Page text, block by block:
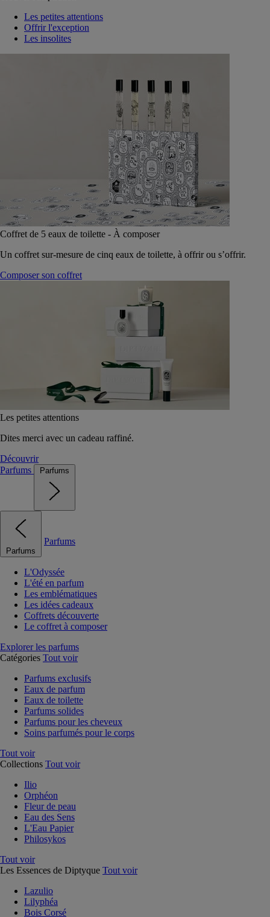
Les petites attentions
Offrir l'exception
Les insolites
Coffret de 5 eaux de toilette - À composer
Un coffret sur-mesure de cinq eaux de toilette, à offrir ou s’offrir.
Composer son coffret
Les petites attentions
Dites merci avec un cadeau raffiné.
Découvrir
Parfums
Parfums
Parfums
Parfums
L'Odyssée
L'été en parfum
Les emblématiques
Les idées cadeaux
Coffrets découverte
Le coffret à composer
Explorer les parfums
Catégories Tout voir
Parfums exclusifs
Eaux de parfum
Eaux de toilette
Parfums solides
Parfums pour les cheveux
Soins parfumés pour le corps
Tout voir
Collections Tout voir
Ilio
Orphéon
Fleur de peau
Eau des Sens
L'Eau Papier
Philosykos
Tout voir
Les Essences de Diptyque Tout voir
Lazulio
Lilyphéa
Bois Corsé